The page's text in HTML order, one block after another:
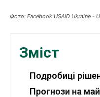
Фото: Facebook USAID Ukraine -
Зміст
Подробиці
Прогнози на